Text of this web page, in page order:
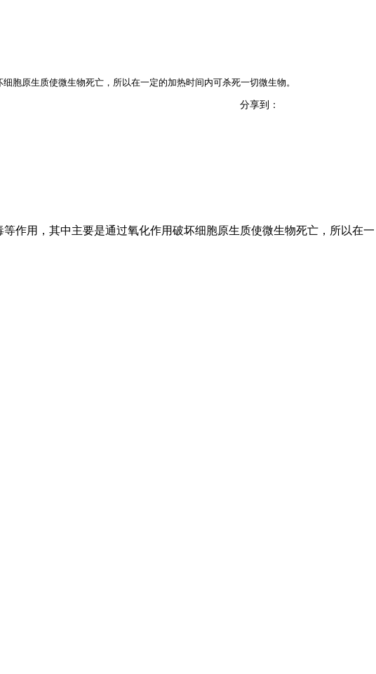
胞原生质使微生物死亡，所以在一定的加热时间内可杀死一切微生物。
分享到：
作用，其中主要是通过氧化作用破坏细胞原生质使微生物死亡，所以在一